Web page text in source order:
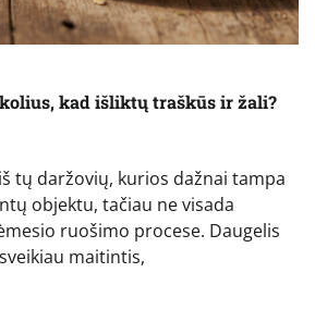
kad išliktų traškūs ir žali?
tų daržovių, kurios dažnai tampa
objektu, tačiau ne visada
ruošimo procese. Daugelis
maitintis,